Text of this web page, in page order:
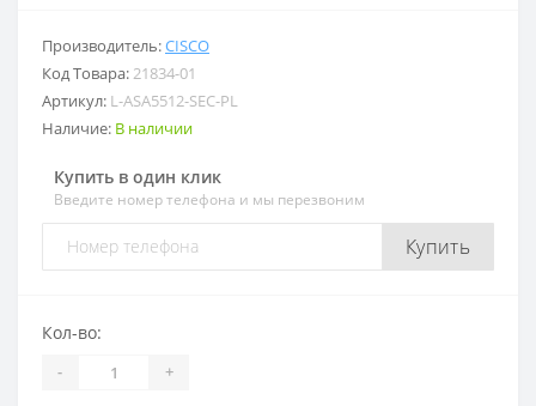
Производитель:CISCO
Код Товара:21834-01
Артикул: L-ASA5512-SEC-PL
Наличие: В наличии
Купить в один клик
Введите номер телефона и мы перезвоним
Купить
Кол-во:
- +